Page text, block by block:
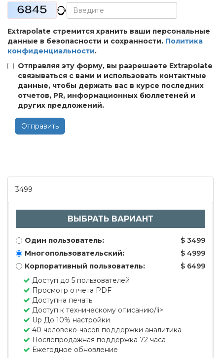
Extrapolate стремится хранить ваши персональные
данные в безопасности и сохранности. Политика
конфиденциальности.
Отправляя эту форму, вы разрешаете Extrapolate
связываться с вами и использовать контактные
данные, чтобы держать вас в курсе последних
отчетов, PR, информационных бюллетеней и
других предложений.
Отправить
3499
ВЫБРАТЬ ВАРИАНТ
Один пользователь:
$ 3499
Многопользовательский:
$ 4999
Корпоративный пользователь:
$ 6499
Доступ до 5 пользователей
Просмотр отчета PDF
Доступна печать
Доступ к техническому описанию/li>
Up До 10% настройки
40 человеко-часов поддержки аналитика
Послепродажная поддержка 72 часа
Ежегодное обновление